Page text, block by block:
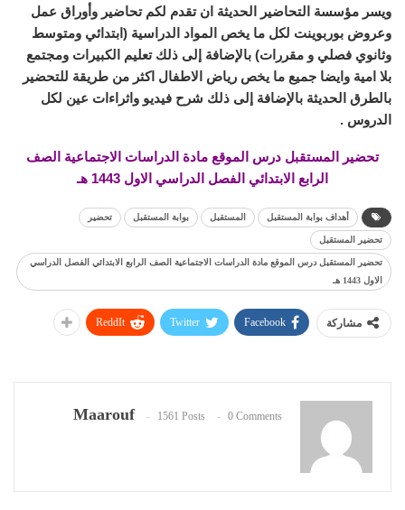
ويسر مؤسسة التحاضير الحديثة ان تقدم لكم تحاضير وأوراق عمل
وعروض بوربوينت لكل ما يخص المواد الدراسية (ابتدائي ومتوسط
وثانوي فصلي و مقررات) بالإضافة إلى ذلك تعليم الكبيرات ومجتمع
بلا امية وايضا جميع ما يخص رياض الاطفال اكثر من طريقة للتحضير
بالطرق الحديثة بالإضافة إلى ذلك شرح فيديو واثراءات عين لكل
الدروس .
تحضير المستقبل درس الموقع مادة الدراسات الاجتماعية الصف
الرابع الابتدائي الفصل الدراسي الاول 1443 هـ
أهداف بوابة المستقبل المستقبل بوابة المستقبل تحضير
تحضير المستقبل
تحضير المستقبل درس الموقع مادة الدراسات الاجتماعية الصف الرابع الابتدائي الفصل الدراسي
الاول 1443 هـ
مشاركة Facebook
Twitter
ReddIt
Maarouf 1561 Posts 0 Comments